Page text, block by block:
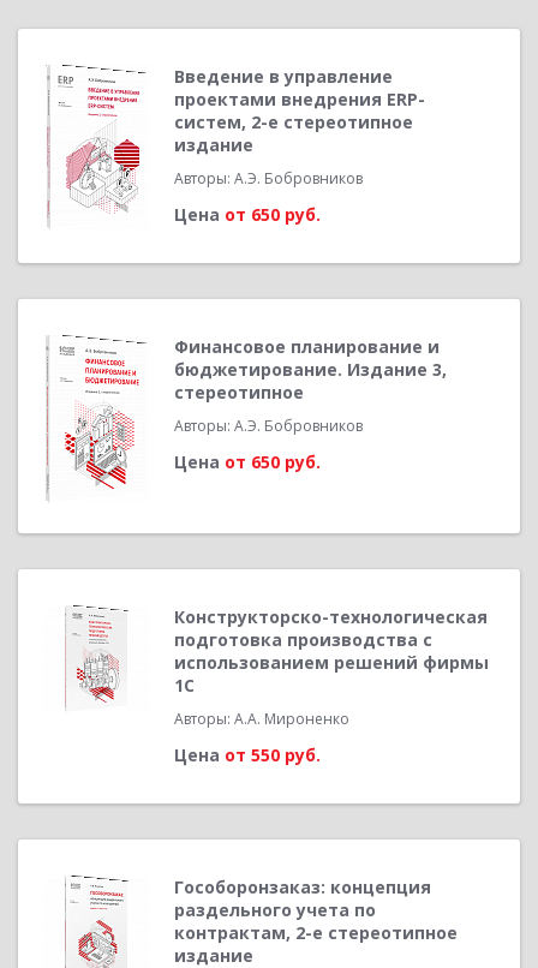
Введение в управление
проектами внедрения ERP-
систем, 2-е стереотипное
издание
Авторы: А.Э. Бобровников
Цена от 650 руб.
Финансовое планирование и
бюджетирование. Издание 3,
стереотипное
Авторы: А.Э. Бобровников
Цена от 650 руб.
Конструкторско-технологическая
подготовка производства с
использованием решений фирмы
1С
Авторы: А.А. Мироненко
Цена от 550 руб.
Гособоронзаказ: концепция
раздельного учета по
контрактам, 2-е стереотипное
издание